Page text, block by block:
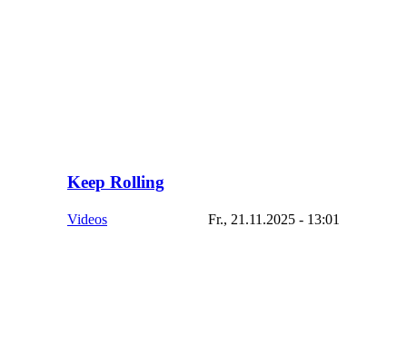
Keep Rolling
Videos Fr., 21.11.2025 - 13:01